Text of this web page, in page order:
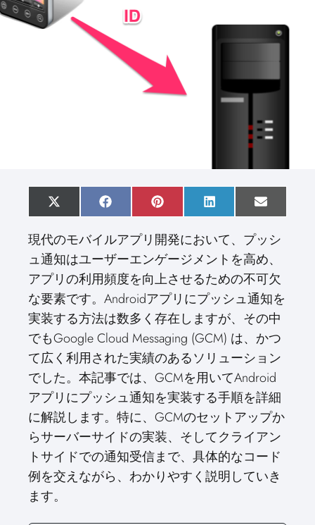
S
h
r
e
o
n
X
(
w
i
t
t
e
r
)
S
h
r
e
o
n
F
a
e
b
o
o
k
S
h
r
e
o
n
P
i
t
e
r
e
s
t
S
h
r
o
n
L
i
k
d
I
n
S
h
r
o
n
E
m
i
現代のモバイルアプリ開発において、プッシ
ュ通知はユーザーエンゲージメントを高め、
アプリの利用頻度を向上させるための不可欠
な要素です。Androidアプリにプッシュ通知を
実装する方法は数多く存在しますが、その中
でもGoogle Cloud Messaging (GCM) は、かつ
て広く利用された実績のあるソリューション
でした。本記事では、GCMを用いてAndroid
アプリにプッシュ通知を実装する手順を詳細
に解説します。特に、GCMのセットアップか
らサーバーサイドの実装、そしてクライアン
トサイドでの通知受信まで、具体的なコード
例を交えながら、わかりやすく説明していき
ます。